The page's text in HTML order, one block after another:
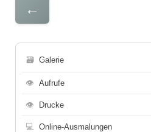
←
🗃 Galerie
👁 Aufrufe
👁 Drucke
💻 Online-Ausmalungen